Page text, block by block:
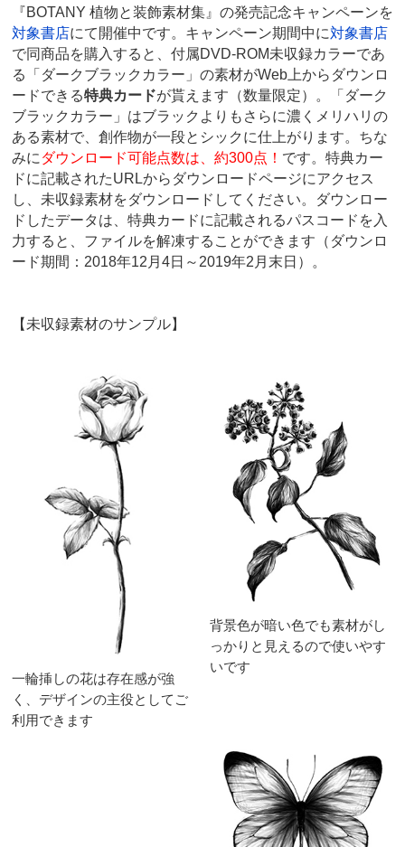
『BOTANY 植物と装飾素材集』の発売記念キャンペーンを
対象書店にて開催中です。キャンペーン期間中に対象書店
で同商品を購入すると、付属DVD-ROM未収録カラーであ
る「ダークブラックカラー」の素材がWeb上からダウンロ
ードできる特典カードが貰えます（数量限定）。「ダーク
ブラックカラー」はブラックよりもさらに濃くメリハリの
ある素材で、創作物が一段とシックに仕上がります。ちな
みに ダウンロード可能点数は、約300点！ です。特典カー
ドに記載されたURLからダウンロードページにアクセス
し、未収録素材をダウンロードしてください。ダウンロー
ドしたデータは、特典カードに記載されるパスコードを入
力すると、ファイルを解凍することができます（ダウンロ
ード期間：2018年12月4日～2019年2月末日）。
【未収録素材のサンプル】
一輪挿しの花は存在感が強
く、デザインの主役としてご
利用できます
背景色が暗い色でも素材がし
っかりと見えるので使いやす
いです